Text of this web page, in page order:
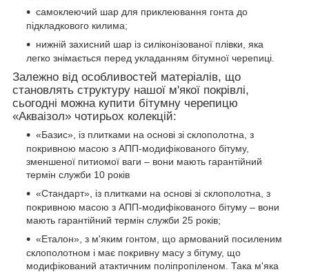
самоклеючий шар для приклеювання гонта до
підкладкового килима;
нижній захисний шар із силіконізованої плівки, яка
легко знімається перед укладанням бітумної черепиці.
Залежно від особливостей матеріалів, що
становлять структуру нашої м'якої покрівлі,
сьогодні можна купити бітумну черепицю
«Акваізол» чотирьох колекцій:
«Базис», із плитками на основі зі склополотна, з
покривною масою з АПП-модифікованого бітуму,
зменшеної питиомої ваги – вони мають гарантійний
термін служби 10 років
«Стандарт», із плитками на основі зі склополотна, з
покривною масою з АПП-модифікованого бітуму – вони
мають гарантійний термін служби 25 років;
«Еталон», з м'яким гонтом, що армований посиленим
склополотном і має покривну масу з бітуму, що
модифікований атактичним поліпропіленом. Така м'яка